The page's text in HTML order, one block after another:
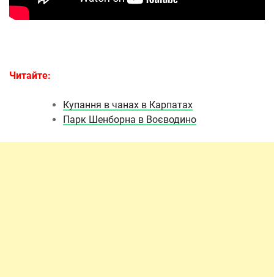
Читайте:
Купання в чанах в Карпатах
Парк Шенборна в Воєводино